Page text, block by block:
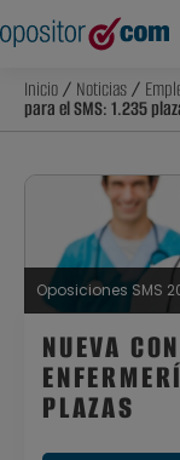
Inicio/ Noticias/
para el SMS: 1.235
Oposiciones SMS
NUEVA
PLAZAS